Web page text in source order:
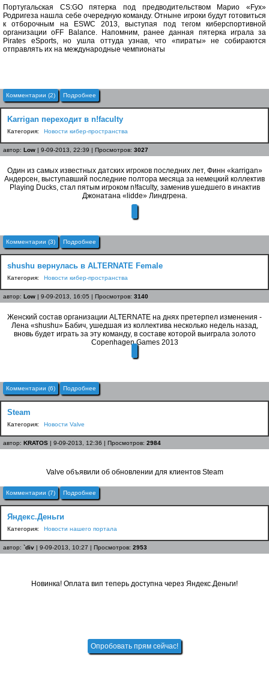
Португальская CS:GO пятерка под предводительством Марио «Fyx»
Родригеза нашла себе очередную команду. Отныне игроки будут готовиться
к отборочным на ESWC 2013, выступая под тегом киберспортивной
организации oFF Balance. Напомним, ранее данная пятерка играла за
Pirates eSports, но ушла оттуда узнав, что «пираты» не собираются
отправлять их на международные чемпионаты
Комментарии (2) Подробнее
Karrigan переходит в n!faculty
Категория: Новости кибер-пространства
автор: Low | 9-09-2013, 22:39 | Просмотров: 3027
Один из самых известных датских игроков последних лет, Финн «karrigan»
Андерсен, выступавший последние полтора месяца за немецкий коллектив
Playing Ducks, стал пятым игроком n!faculty, заменив ушедшего в инактив
Джонатана «lidde» Линдгрена.
Комментарии (3) Подробнее
shushu вернулась в ALTERNATE Female
Категория: Новости кибер-пространства
автор: Low | 9-09-2013, 16:05 | Просмотров: 3140
Женский состав организации ALTERNATE на днях претерпел изменения -
Лена «shushu» Бабич, ушедшая из коллектива несколько недель назад,
вновь будет играть за эту команду, в составе которой выиграла золото
Copenhagen Games 2013
Комментарии (6) Подробнее
Steam
Категория: Новости Valve
автор: KRATOS | 9-09-2013, 12:36 | Просмотров: 2984
Valve объявили об обновлении для клиентов Steam
Комментарии (7) Подробнее
Яндекс.Деньги
Категория: Новости нашего портала
автор: `div | 9-09-2013, 10:27 | Просмотров: 2953
Новинка! Оплата вип теперь доступна через Яндекс.Деньги!
Опробовать прям сейчас!